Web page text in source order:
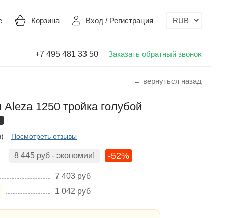
Корзина Вход / Регистрация
+7 495 481 33 50 Заказать обратный звонок
← вернуться назад
1250 тройка голубой
Посмотреть отзывы
8 445 руб - экономии! -52%
7 403 руб
1 042 руб